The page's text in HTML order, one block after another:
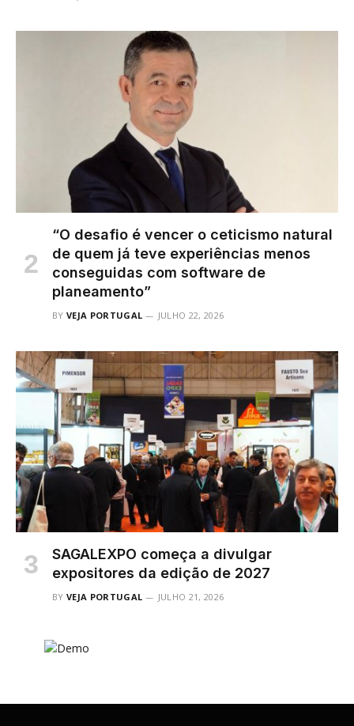
“O desafio é vencer o ceticismo natural
de quem já teve experiências menos
conseguidas com software de
planeamento”
BY VEJA PORTUGAL JULHO 22, 2026
SAGALEXPO começa a divulgar
expositores da edição de 2027
BY VEJA PORTUGAL JULHO 21, 2026